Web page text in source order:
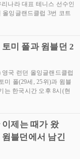
나라 대표 테니스 선수인
올잉글랜드클럽 3번 코트
미 폴과 윔블던 2
국 런던 올잉글랜드클럽
미 폴(29세, 25위)과 윔블
는 한국시간 오후 8시(현
제는 때가 왔
블던에서 남긴